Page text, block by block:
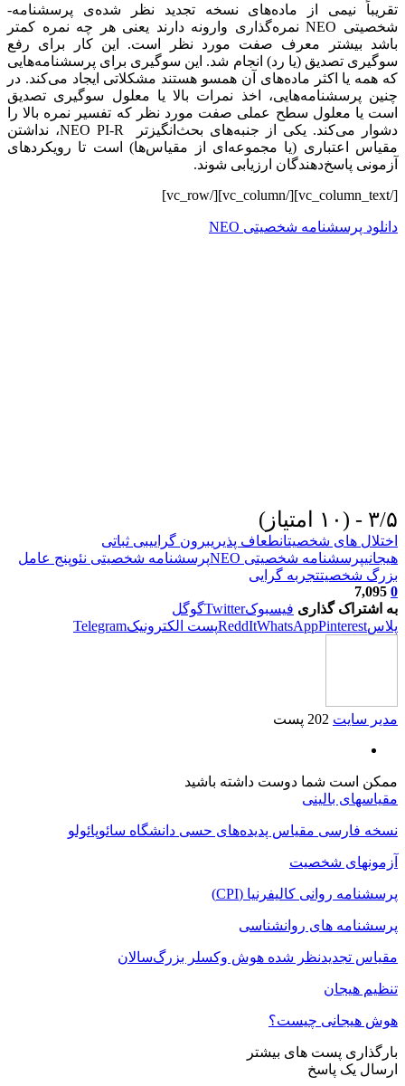
تقریباً نیمی از ماده‌های نسخه تجدید نظر شده‌ی پرسشنامه-
شخصیتی NEO نمره‌گذاری وارونه دارند یعنی هر چه نمره کمتر
باشد بیشتر معرف صفت مورد نظر است. این کار برای رفع
سوگیری تصدیق (یا رد) انجام شد. این سوگیری برای پرسشنامه‌هایی
که همه یا اکثر ماده‌های آن همسو هستند مشکلاتی ایجاد می‌کند. در
چنین پرسشنامه‌هایی، اخذ نمرات بالا یا معلول سوگیری تصدیق
است یا معلول سطح عملی صفت مورد نظر که تفسیر نمره بالا را
دشوار می‌کند. یکی از جنبه‌های بحث‌انگیزتر NEO PI-R، نداشتن
مقیاس اعتباری (یا مجموعه‌ای از مقیاس‌ها) است تا رویکردهای
آزمونی پاسخ‌دهندگان ارزیابی شوند.
[/vc_column_text][/vc_column][/vc_row]
دانلود پرسشنامه شخصیتی NEO
۳/۵ - (۱۰ امتیاز)
اختلال های شخصیتانطعاف پذیریبرون گراییبی ثباتی
هیجانیپرسشنامه شخصیتی NEO پرسشنامه شخصیتی نئوپنج عامل
بزرگ شخصیتتجربه گرایی
0
7,095
به اشتراک گذاری فیسبوکTwitterگوگل
پلاس
ReddItWhatsAppPinterest پست الکترونیکTelegram
مدیر سایت 202 پست
ممکن است شما دوست داشته باشید
مقیاسهای بالینی
نسخه فارسی مقیاس پدیده‌های حسی دانشگاه سائوپائولو
آزمونهای شخصیت
پرسشنامه روانی کالیفرنیا (CPI)
پرسشنامه های روانشناسی
مقیاس تجدیدنظر شده هوش وکسلر بزرگ‌سالان
تنظیم هیجان
هوش هیجانی چیست؟
بارگذاری پست های بیشتر
ارسال یک پاسخ